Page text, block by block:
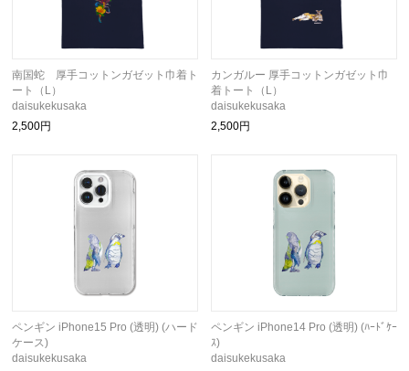
南国蛇 厚手コットンガゼット巾着ト
ート（L）
daisukekusaka
2,500円
カンガルー 厚手コットンガゼット巾
着トート（L）
daisukekusaka
2,500円
ペンギン iPhone15 Pro (透明) (ハード
ケース)
daisukekusaka
ペンギン iPhone14 Pro (透明) (ﾊｰﾄﾞｹｰ
ｽ)
daisukekusaka